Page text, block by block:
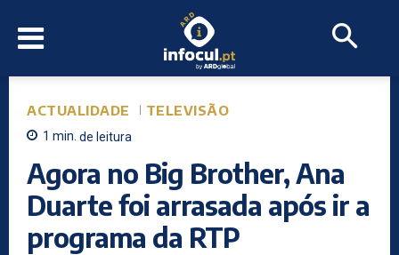
ACTUALIDADE TELEVISÃO
1 min. de leitura
Agora no Big Brother, Ana
Duarte foi arrasada após ir a
programa da RTP